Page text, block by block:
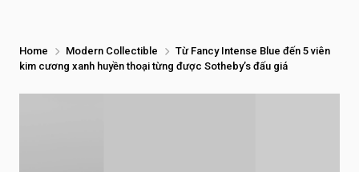
Home Modern Collectible
Từ Fancy Intense Blue đến 5 viên
kim cương xanh huyền thoại từng được Sotheby’s đấu giá